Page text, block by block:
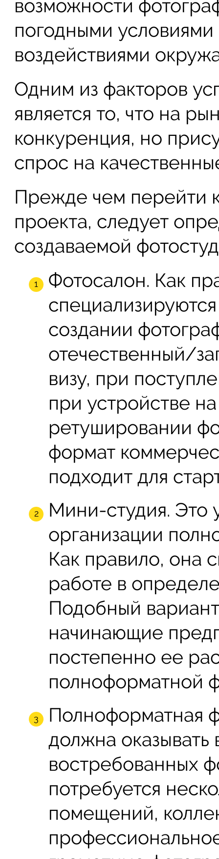
возможности
погодными
воздействиями
Одним из факторов
является то, что на
конкуренция, но
спрос на
Прежде чем перейти
проекта, следует
создаваемой
Фотосалон. Как
создании
отечественный/
визу, при
при устройстве
ретушировании
формат
подходит для
Мини-студия. Это
организации
Как правило, она
работе в
Подобный
начинающие
постепенно ее
полноформатной
Полноформатная
должна оказывать
востребованных
потребуется
помещений,